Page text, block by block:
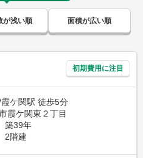
が浅い順 面積が広い順
初期費用に注目
ケ関駅 徒歩5分
霞ケ関東２丁目
築39年
2階建